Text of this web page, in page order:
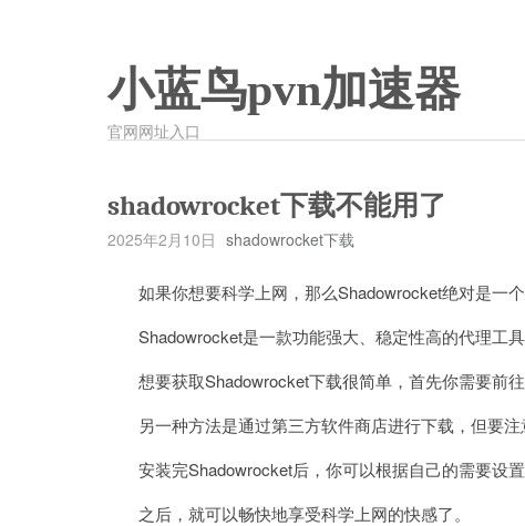
小蓝鸟pvn加速器
官网网址入口
shadowrocket下载不能用了
2025年2月10日 shadowrocket下载
如果你想要科学上网，那么Shadowrocket绝对是一个
Shadowrocket是一款功能强大、稳定性高的代理工具
想要获取Shadowrocket下载很简单，首先你需要前往
另一种方法是通过第三方软件商店进行下载，但要注
安装完Shadowrocket后，你可以根据自己的需要设置
之后，就可以畅快地享受科学上网的快感了。